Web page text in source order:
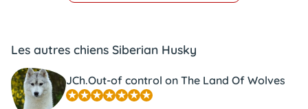
Les autres chiens Siberian Husky
JCh.Out-of control on The Land Of Wolves